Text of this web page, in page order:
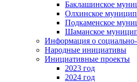
Баклашинское
Олхинское
Подкаменское
Шаманское
Информация о
Народные инициативы
Инициативные проекты
2023 год
2024 год